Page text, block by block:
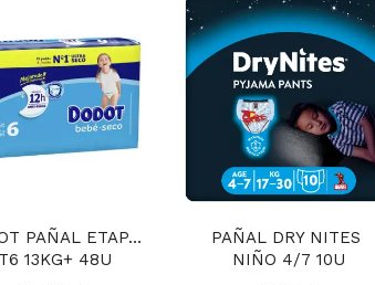
PAÑAL ETAPAS
13KG+ 48U
PAÑAL DRY NITES
NIÑO 4/7 10U